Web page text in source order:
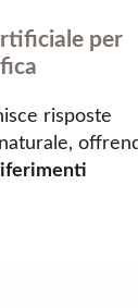
per
risposte